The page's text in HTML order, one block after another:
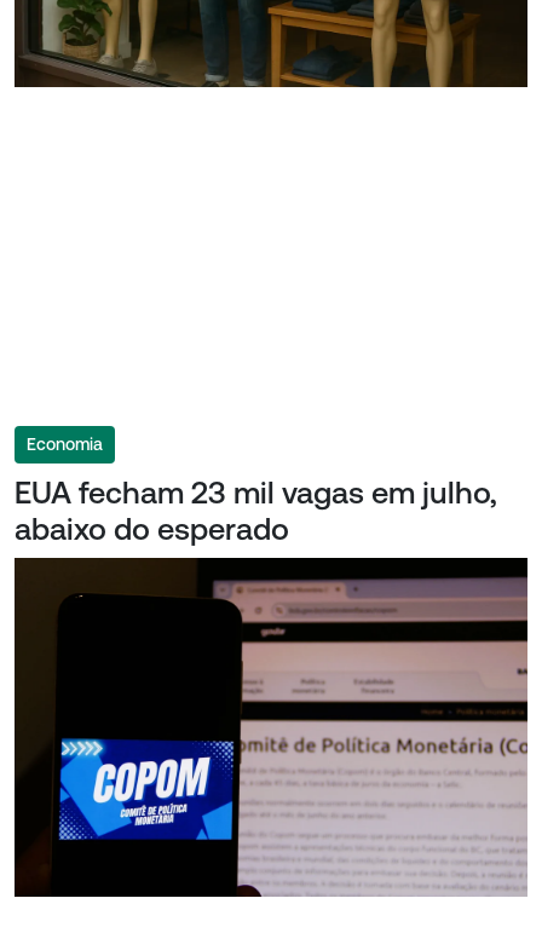
Economia
EUA fecham 23 mil vagas em julho,
abaixo do esperado